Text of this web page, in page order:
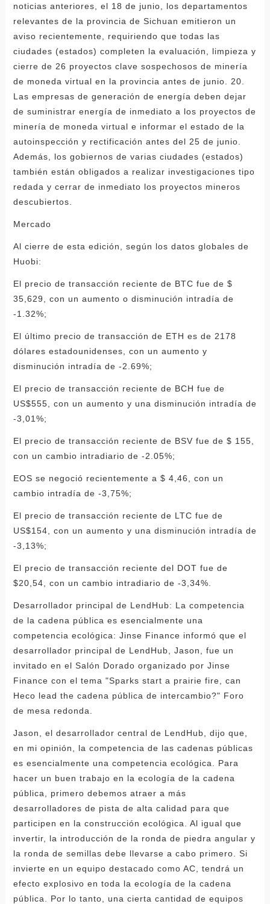
noticias anteriores, el 18 de junio, los departamentos
relevantes de la provincia de Sichuan emitieron un
aviso recientemente, requiriendo que todas las
ciudades (estados) completen la evaluación, limpieza y
cierre de 26 proyectos clave sospechosos de minería
de moneda virtual en la provincia antes de junio. 20.
Las empresas de generación de energía deben dejar
de suministrar energía de inmediato a los proyectos de
minería de moneda virtual e informar el estado de la
autoinspección y rectificación antes del 25 de junio.
Además, los gobiernos de varias ciudades (estados)
también están obligados a realizar investigaciones tipo
redada y cerrar de inmediato los proyectos mineros
descubiertos.
Mercado
Al cierre de esta edición, según los datos globales de
Huobi:
El precio de transacción reciente de BTC fue de $
35,629, con un aumento o disminución intradía de
-1.32%;
El último precio de transacción de ETH es de 2178
dólares estadounidenses, con un aumento y
disminución intradía de -2.69%;
El precio de transacción reciente de BCH fue de
US$555, con un aumento y una disminución intradía de
-3,01%;
El precio de transacción reciente de BSV fue de $ 155,
con un cambio intradiario de -2.05%;
EOS se negoció recientemente a $ 4,46, con un
cambio intradía de -3,75%;
El precio de transacción reciente de LTC fue de
US$154, con un aumento y una disminución intradía de
-3,13%;
El precio de transacción reciente del DOT fue de
$20,54, con un cambio intradiario de -3,34%.
Desarrollador principal de LendHub: La competencia
de la cadena pública es esencialmente una
competencia ecológica: Jinse Finance informó que el
desarrollador principal de LendHub, Jason, fue un
invitado en el Salón Dorado organizado por Jinse
Finance con el tema "Sparks start a prairie fire, can
Heco lead the cadena pública de intercambio?" Foro
de mesa redonda.
Jason, el desarrollador central de LendHub, dijo que,
en mi opinión, la competencia de las cadenas públicas
es esencialmente una competencia ecológica. Para
hacer un buen trabajo en la ecología de la cadena
pública, primero debemos atraer a más
desarrolladores de pista de alta calidad para que
participen en la construcción ecológica. Al igual que
invertir, la introducción de la ronda de piedra angular y
la ronda de semillas debe llevarse a cabo primero. Si
invierte en un equipo destacado como AC, tendrá un
efecto explosivo en toda la ecología de la cadena
pública. Por lo tanto, una cierta cantidad de equipos